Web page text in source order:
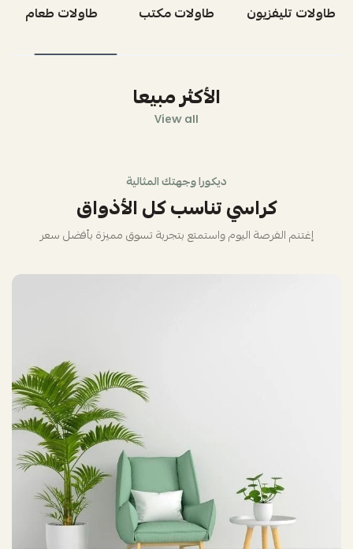
طاولات طعام طاولات مكتب طاولات تليفزيون
الأكثر مبيعا
View all
ديكورا وجهتك المثالية
كراسي تناسب كل الأذواق
إغتنم الفرصة اليوم واستمتع بتجربة تسوق مميزة بأفضل سعر